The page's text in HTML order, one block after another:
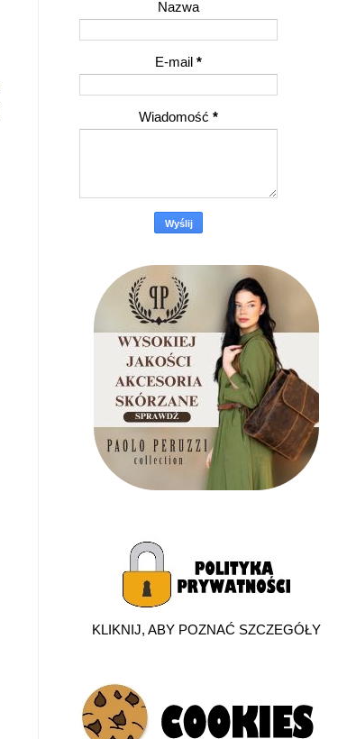
Nazwa
E-mail*
Wiadomość*
KLIKNIJ, ABY POZNAĆ SZCZEGÓŁY